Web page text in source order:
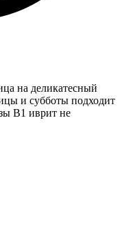
на деликатесный
и субботы подходит
В1 иврит не